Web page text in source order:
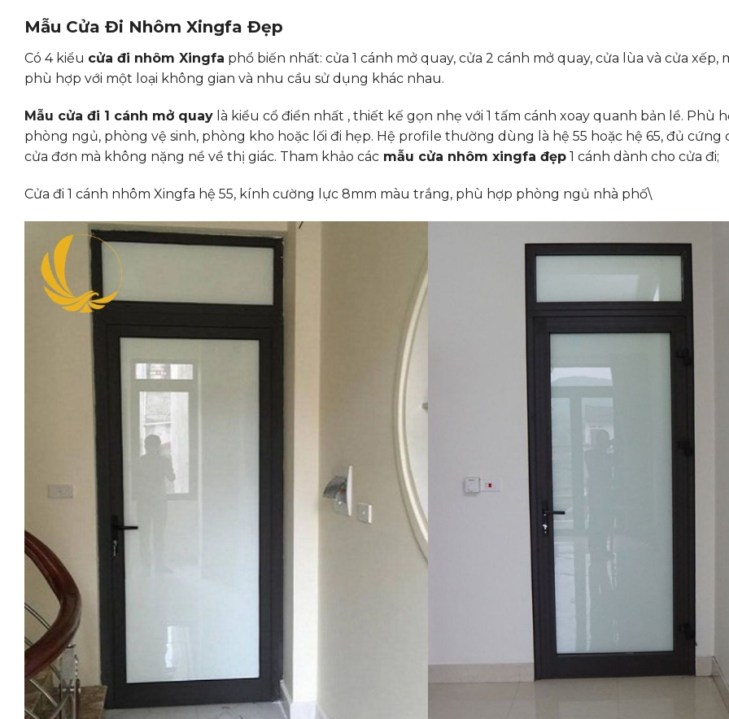
Mẫu Cửa Đi Nhôm Xingfa Đẹp
Có 4 kiểu cửa đi nhôm Xingfa phổ biến nhất: cửa 1 cánh mở quay, cửa 2 cánh mở quay, cửa lùa và cửa xếp,
phù hợp với một loại không gian và nhu cầu sử dụng khác nhau.
Mẫu cửa đi 1 cánh mở quay là kiểu cổ điển nhất , thiết kế gọn nhẹ với 1 tấm cánh xoay quanh bản lề. Phù
phòng ngủ, phòng vệ sinh, phòng kho hoặc lối đi hẹp. Hệ profile thường dùng là hệ 55 hoặc hệ 65, đủ cứng
cửa đơn mà không nặng nề về thị giác. Tham khảo các mẫu cửa nhôm xingfa đẹp 1 cánh dành cho cửa đi;
Cửa đi 1 cánh nhôm Xingfa hệ 55, kính cường lực 8mm màu trắng, phù hợp phòng ngủ nhà phố\